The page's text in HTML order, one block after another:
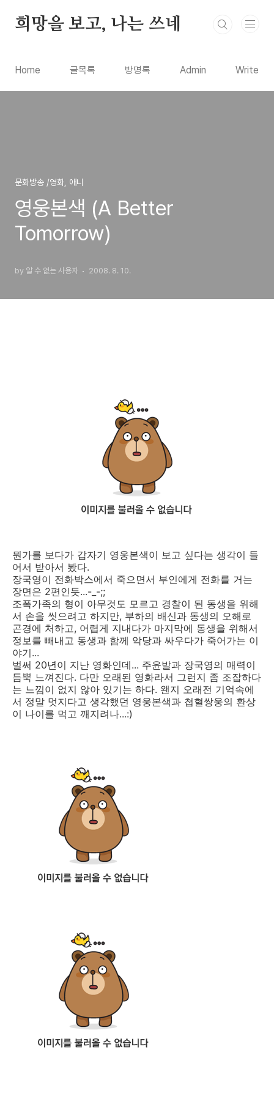
희망을 보고, 나는 쓰네
Home 글목록 방명록 Admin Write
문화방송 /영화, 애니
영웅본색 (A Better
Tomorrow)
by 알 수 없는 사용자 2008. 8. 10.
뭔가를 보다가 갑자기 영웅본색이 보고 싶다는 생각이 들
어서 받아서 봤다.
장국영이 전화박스에서 죽으면서 부인에게 전화를 거는
장면은 2편인듯...-_-;;
조폭가족의 형이 아무것도 모르고 경찰이 된 동생을 위해
서 손을 씻으려고 하지만, 부하의 배신과 동생의 오해로
곤경에 처하고, 어렵게 지내다가 마지막에 동생을 위해서
정보를 빼내고 동생과 함께 악당과 싸우다가 죽어가는 이
야기...
벌써 20년이 지난 영화인데... 주윤발과 장국영의 매력이
듬뿍 느껴진다. 다만 오래된 영화라서 그런지 좀 조잡하다
는 느낌이 없지 않아 있기는 하다. 왠지 오래전 기억속에
서 정말 멋지다고 생각했던 영웅본색과 첩혈쌍웅의 환상
이 나이를 먹고 깨지려나...:)